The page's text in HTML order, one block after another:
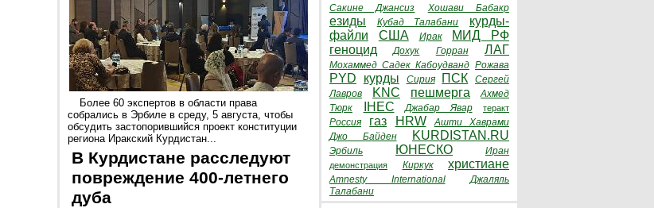
Более 60 экспертов в области права
собрались в Эрбиле в среду, 5 августа, чтобы
обсудить застопорившийся проект конституции
региона Иракский Курдистан...
В Курдистане расследуют
повреждение 400-летнего
дуба
Сакине Джансиз Хошави Бабакр
езиды Кубад Талабани
курды-
файли
США Ирак
МИД РФ
геноцид
Дохук Горран ЛАГ
Мохаммед Садек Кабоудванд Рожава
PYD курды Сирия ПСК
Сергей
Лавров
KNC пешмерга
Ахмед
Тюрк
IHEC Джабар Явар теракт
Россия газ HRW
Ашти Хаврами
Джо Байден
KURDISTAN.RU
Эрбиль ЮНЕСКО Иран
демонстрация Киркук христиане
Amnesty International
Джаляль
Талабани